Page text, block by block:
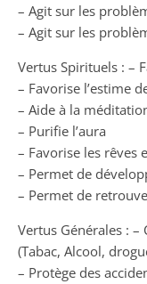
– Agit sur les
– Agit sur les
Vertus Spirituels : –
– Favorise l’estime
– Aide à la
– Purifie l’aura
– Favorise les rêves
– Permet de
– Permet de
Vertus Générales :
(Tabac, Alcool,
– Protège des